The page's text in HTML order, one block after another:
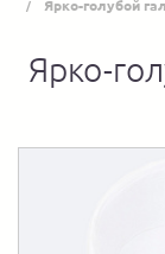
Ярко-голубой
Ярко-